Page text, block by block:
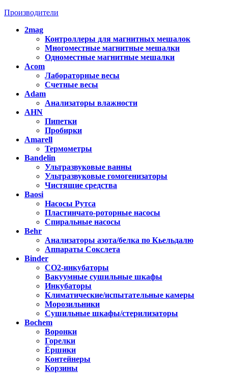
Производители
2mag
Контроллеры для магнитных мешалок
Многоместные магнитные мешалки
Одноместные магнитные мешалки
Acom
Лабораторные весы
Счетные весы
Adam
Анализаторы влажности
AHN
Пипетки
Пробирки
Amarell
Термометры
Bandelin
Ультразвуковые ванны
Ультразвуковые гомогенизаторы
Чистящие средства
Baosi
Насосы Рутса
Пластинчато-роторные насосы
Спиральные насосы
Behr
Анализаторы азота/белка по Кьельдалю
Аппараты Сокслета
Binder
CO2-инкубаторы
Вакуумные сушильные шкафы
Инкубаторы
Климатические/испытательные камеры
Морозильники
Сушильные шкафы/стерилизаторы
Bochem
Воронки
Горелки
Ёршики
Контейнеры
Корзины